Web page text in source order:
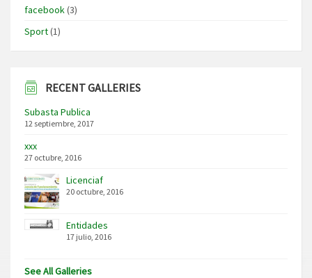
facebook(3)
Sport(1)
RECENT GALLERIES
Subasta Publica
12 septiembre, 2017
xxx
27 octubre, 2016
Licenciaf
20 octubre, 2016
Entidades
17 julio, 2016
See All Galleries